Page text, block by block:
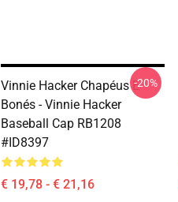
Vinnie Hacker Chapéus E
Bonés - Vinnie Hacker
Baseball Cap RB1208
#ID8397
€ 19,78 - € 21,16
-20%